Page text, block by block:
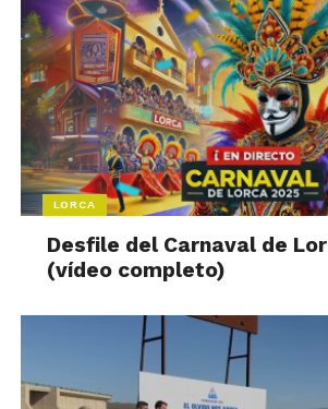
LORCA
Desfile del Carnaval de
(vídeo completo)